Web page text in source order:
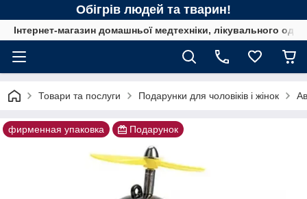
Обігрів людей та тварин!
Інтернет-магазин домашньої медтехніки, лікувального
Товари та послуги Подарунки для чоловіків і жінок
фирменная упаковка Подарунок